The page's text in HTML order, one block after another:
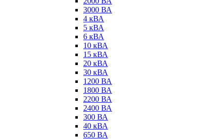
3000 ВА
4 кВА
5 кВА
6 кВА
10 кВА
15 кВА
20 кВА
30 кВА
1200 ВА
1800 ВА
2200 ВА
2400 ВА
300 ВА
40 кВА
650 ВА